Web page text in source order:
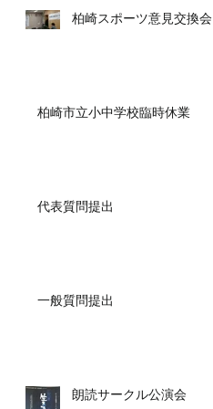
柏崎スポーツ意見交換会
柏崎市立小中学校臨時休業
代表質問提出
一般質問提出
朗読サークル公演会